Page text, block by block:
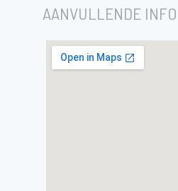
AANVULLENDE INFO